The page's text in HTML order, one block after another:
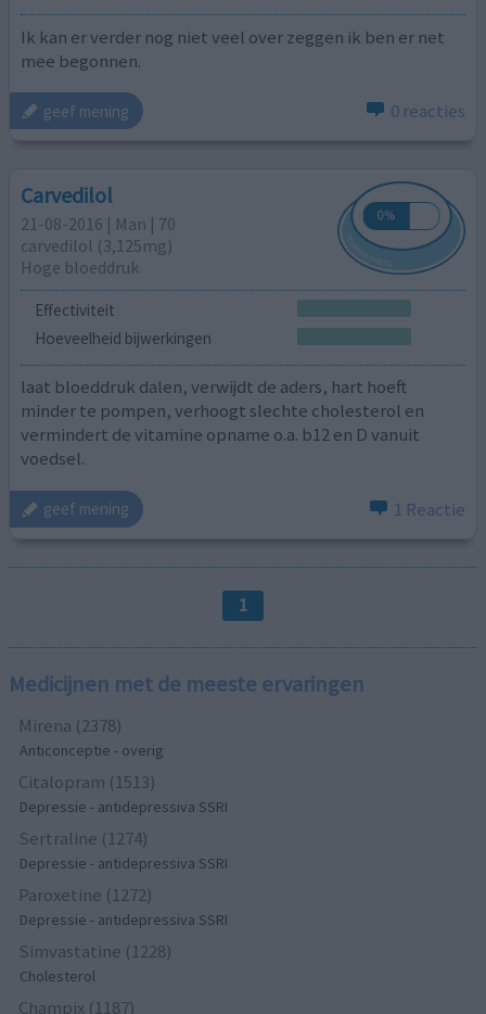
Ik kan er verder nog niet veel over zeggen ik ben er net
mee begonnen.
geef mening 0 reacties
Carvedilol
21-08-2016 | Man | 70
carvedilol (3,125mg)
Hoge bloeddruk
Effectiviteit
Hoeveelheid bijwerkingen
laat bloeddruk dalen, verwijdt de aders, hart hoeft
minder te pompen, verhoogt slechte cholesterol en
vermindert de vitamine opname o.a. b12 en D vanuit
voedsel.
geef mening 1 Reactie
1
Medicijnen met de meeste ervaringen
Mirena (2378)
Anticonceptie - overig
Citalopram (1513)
Depressie - antidepressiva SSRI
Sertraline (1274)
Depressie - antidepressiva SSRI
Paroxetine (1272)
Depressie - antidepressiva SSRI
Simvastatine (1228)
Cholesterol
Champix (1187)